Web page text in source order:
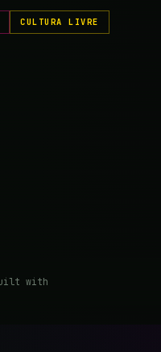
CULTURA LIVRE
with